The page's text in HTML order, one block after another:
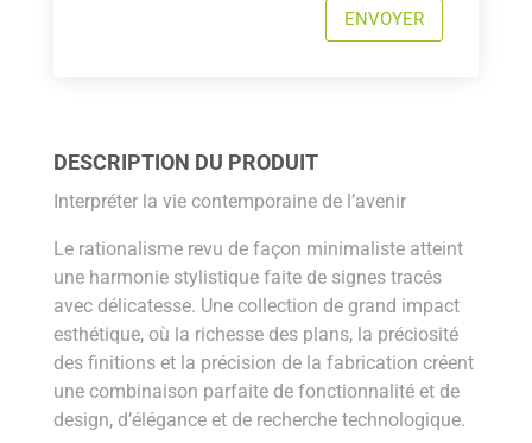
ENVOYER
DESCRIPTION DU PRODUIT
Interpréter la vie contemporaine de l’avenir
Le rationalisme revu de façon minimaliste atteint
une harmonie stylistique faite de signes tracés
avec délicatesse. Une collection de grand impact
esthétique, où la richesse des plans, la préciosité
des finitions et la précision de la fabrication créent
une combinaison parfaite de fonctionnalité et de
design, d’élégance et de recherche technologique.